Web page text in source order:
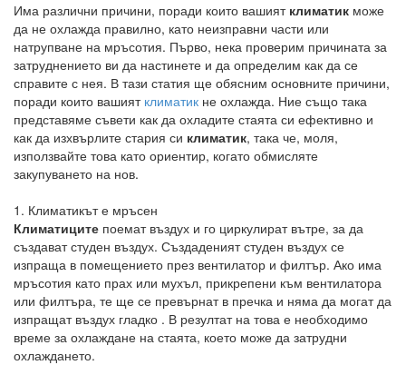
Има различни причини, поради които вашият климатик може
да не охлажда правилно, като неизправни части или
натрупване на мръсотия. Първо, нека проверим причината за
затруднението ви да настинете и да определим как да се
справите с нея. В тази статия ще обясним основните причини,
поради които вашият климатик не охлажда. Ние също така
представяме съвети как да охладите стаята си ефективно и
как да изхвърлите стария си климатик, така че, моля,
използвайте това като ориентир, когато обмисляте
закупуването на нов.
1. Климатикът е мръсен
Климатиците поемат въздух и го циркулират вътре, за да
създават студен въздух. Създаденият студен въздух се
изпраща в помещението през вентилатор и филтър. Ако има
мръсотия като прах или мухъл, прикрепени към вентилатора
или филтъра, те ще се превърнат в пречка и няма да могат да
изпращат въздух гладко . В резултат на това е необходимо
време за охлаждане на стаята, което може да затрудни
охлаждането.